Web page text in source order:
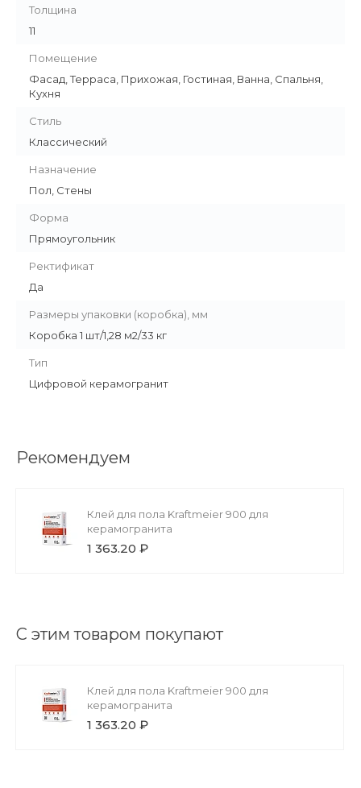
Толщина
11
Помещение
Фасад, Терраса, Прихожая, Гостиная, Ванна, Спальня,
Кухня
Стиль
Классический
Назначение
Пол, Стены
Форма
Прямоугольник
Ректификат
Да
Размеры упаковки (коробка), мм
Коробка 1 шт/1,28 м2/33 кг
Тип
Цифровой керамогранит
Рекомендуем
Клей для пола Kraftmeier 900 для
керамогранита
1 363.20 ₽
С этим товаром покупают
Клей для пола Kraftmeier 900 для
керамогранита
1 363.20 ₽